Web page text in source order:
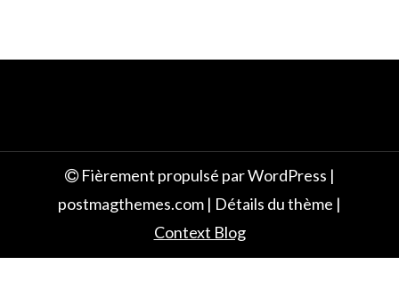
Fièrement propulsé par WordPress |
postmagthemes.com | Détails du thème |
Context Blog